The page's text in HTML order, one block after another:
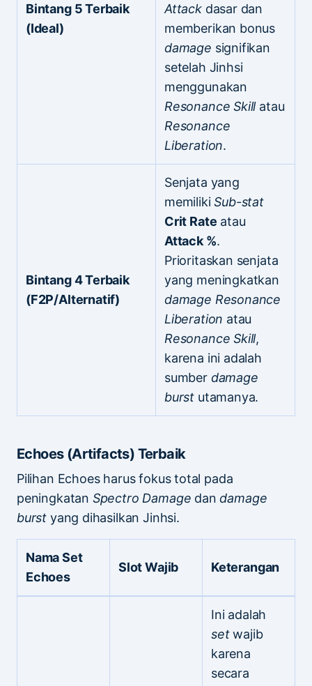
Bintang 5 Terbaik
(Ideal)
Attackdasar dan
memberikan bonus
damage signifikan
setelah Jinhsi
menggunakan
Resonance Skillatau
Resonance
Liberation.
Bintang 4 Terbaik
(F2P/Alternatif)
Senjata yang
memilikiSub-stat
Crit Rate atau
Attack %.
Prioritaskan senjata
yang meningkatkan
damage Resonance
Liberation atau
Resonance Skill,
karena ini adalah
sumber damage
burst utamanya.
Echoes (Artifacts) Terbaik
Pilihan Echoes harus fokus total pada
peningkatan Spectro Damage dandamage
burst yang dihasilkan Jinhsi.
Nama Set
Echoes
Slot Wajib Keterangan
Ini adalah
setwajib
karena
secara